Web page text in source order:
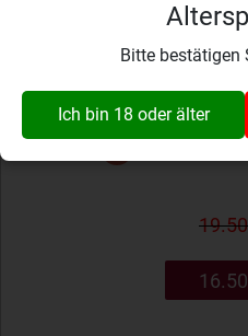
Bitte bestätigen
Ich bin 18 oder älterZur